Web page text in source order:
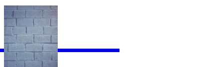
OFFICIAL